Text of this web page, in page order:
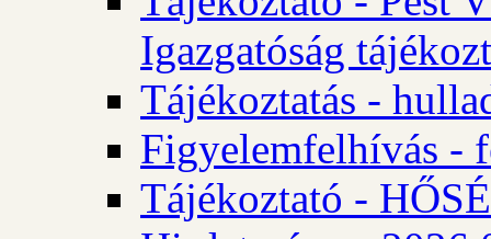
Igazgatóság
Tájékoztatás -
Figyelemfelhívás -
Tájékoztató -